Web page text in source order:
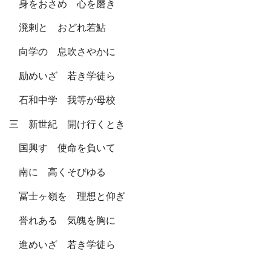
身をおさめ 心を磨き
溌剌と おどれ若鮎
向学の 息吹さやかに
励めいざ 若き学徒ら
石和中学 我等が母校
三 新世紀 開け行くとき
国興す 使命を負いて
南に 高くそびゆる
冨士ヶ嶺を 理想と仰ぎ
誉れある 気魄を胸に
進めいざ 若き学徒ら